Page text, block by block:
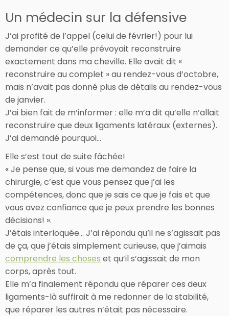
Un médecin sur la défensive
J’ai profité de l’appel (celui de février!) pour lui
demander ce qu’elle prévoyait reconstruire
exactement dans ma cheville. Elle avait dit «
reconstruire au complet » au rendez-vous d’octobre,
mais n’avait pas donné plus de détails au rendez-vous
de janvier.
J’ai bien fait de m’informer : elle m’a dit qu’elle n’allait
reconstruire que deux ligaments latéraux (externes).
J’ai demandé pourquoi…
Elle s’est tout de suite fâchée!
« Je pense que, si vous me demandez de faire la
chirurgie, c’est que vous pensez que j’ai les
compétences, donc que je sais ce que je fais et que
vous avez confiance que je peux prendre les bonnes
décisions! ».
J’étais interloquée… J’ai répondu qu’il ne s’agissait pas
de ça, que j’étais simplement curieuse, que j’aimais
comprendre les choses et qu’il s’agissait de mon
corps, après tout.
Elle m’a finalement répondu que réparer ces deux
ligaments-là suffirait à me redonner de la stabilité,
que réparer les autres n’était pas nécessaire.